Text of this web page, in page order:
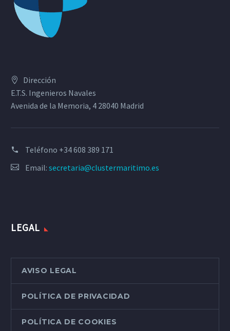
Dirección
E.T.S. Ingenieros Navales
Avenida de la Memoria, 4 28040 Madrid
Teléfono +34 608 389 171
Email: secretaria@clustermaritimo.es
LEGAL
AVISO LEGAL
POLÍTICA DE PRIVACIDAD
POLÍTICA DE COOKIES